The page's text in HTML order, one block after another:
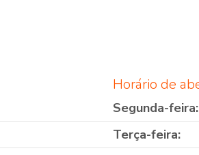
Horário de
Segunda-feira:
Terça-feira: